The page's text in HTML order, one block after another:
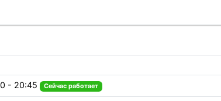
- 20:45 Сейчас работает